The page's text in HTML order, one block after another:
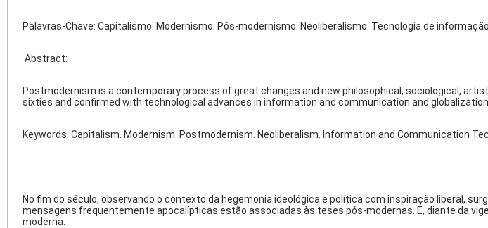
Palavras-Chave: Capitalismo. Modernismo. Pós-modernismo. Neoliberalismo. Tecnologia de
Abstract:
Postmodernism is a contemporary process of great changes and new philosophical, sociological,
sixties and confirmed with technological advances in information and communication and
Keywords: Capitalism. Modernism. Postmodernism. Neoliberalism. Information and Communication
No fim do século, observando o contexto da hegemonia ideológica e política com inspiração liberal,
mensagens frequentemente apocalípticas estão associadas às teses pós-modernas. E, diante da
moderna.